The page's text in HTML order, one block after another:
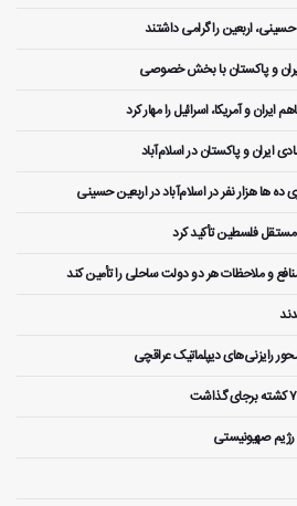
اربعین را گرامی داشتند
و پاکستان با بخش خصوصی
و آمریکا، اسرائیل را مهار کرد
ایران و پاکستان در اسلام‌آباد
ده ها هزار نفر در اسلام‌آباد در اربعین حسینی
فلسطین تأکید کرد
و ملاحظات هر دو دولت ساحلی را تأمین کند
رایزنی‌های دیپلماتیک عراقچی
رژیم صهیونیستی